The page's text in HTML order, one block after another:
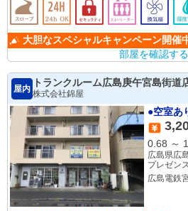
大胆なスペシャルキャンペーン開催
部屋を確認する
屋内
トランクルーム広島庚午宮島街道
株式会社錦屋
●空室あ
0.68 ～
広島県広
プレゼン
広島電鉄